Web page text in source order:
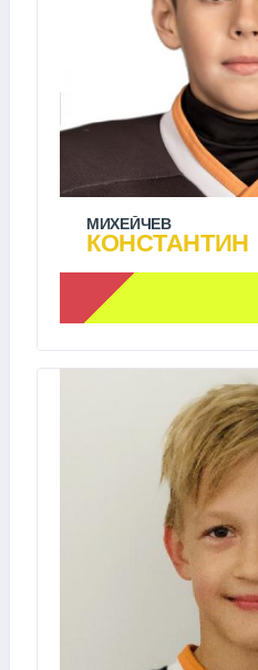
МИХЕЙЧЕВ
КОНСТАНТИН